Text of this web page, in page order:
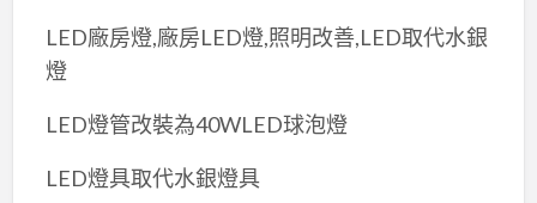
LED廠房燈,廠房LED燈,照明改善,LED取代水銀
燈
LED燈管改裝為40WLED球泡燈
LED燈具取代水銀燈具